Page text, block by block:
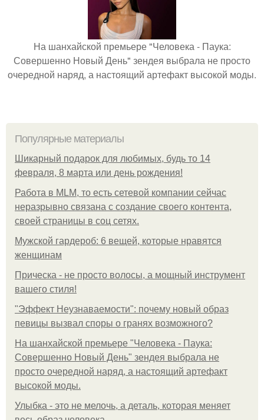
На шанхайской премьере "Человека - Паука:
Совершенно Новый День" зендея выбрала не просто
очередной наряд, а настоящий артефакт высокой моды.
Популярные материалы
Шикарный подарок для любимых, будь то 14
февраля, 8 марта или день рождения!
Работа в MLM, то есть сетевой компании сейчас
неразрывно связана с создание своего контента,
своей страницы в соц сетях.
Мужской гардероб: 6 вещей, которые нравятся
женщинам
Прическа - не просто волосы, а мощный инструмент
вашего стиля!
"Эффект Неузнаваемости": почему новый образ
певицы вызвал споры о гранях возможного?
На шанхайской премьере "Человека - Паука:
Совершенно Новый День" зендея выбрала не
просто очередной наряд, а настоящий артефакт
высокой моды.
Улыбка - это не мелочь, а деталь, которая меняет